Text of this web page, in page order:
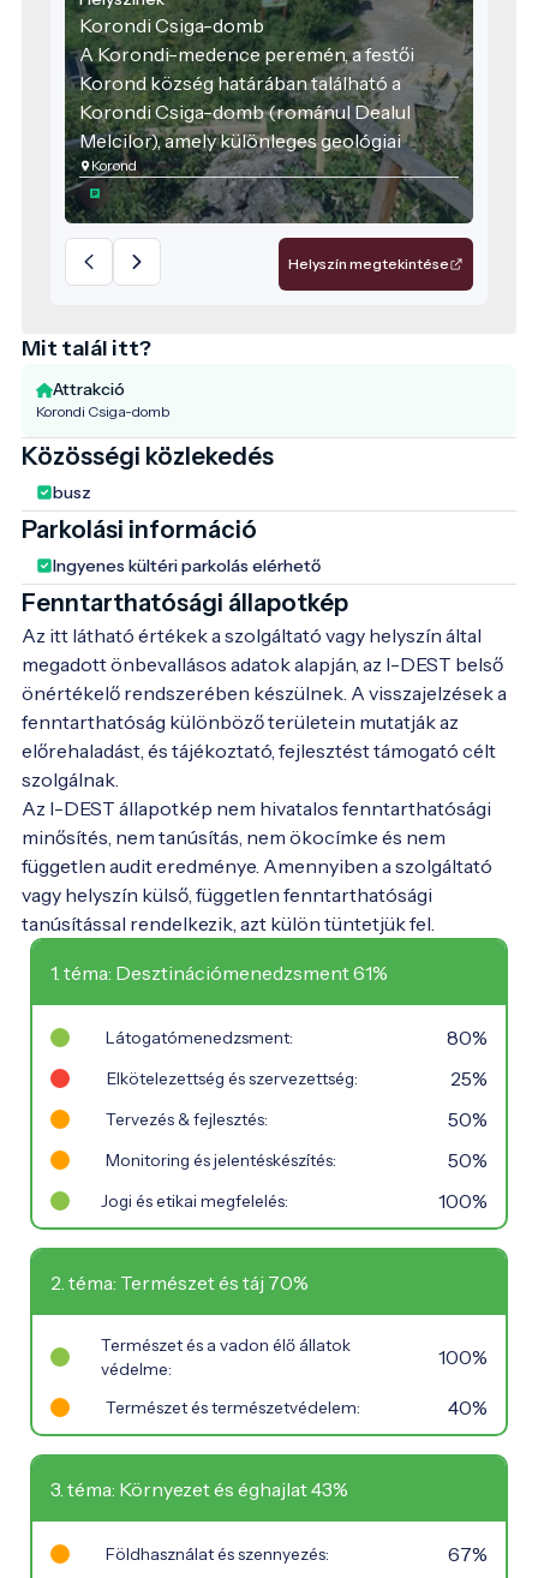
Korondi Csiga-domb
A Korondi-medence peremén, a festői
Korond község határában található a
Korondi Csiga-domb (románul Dealul
Melcilor), amely különleges geológiai
értékeket rejt magában. A terület
hivatalosan is geológiai természetvédelmi
rezervátum, melyet 2000-ben
nyilvánítottak védetté, és jelenleg a Hargita
megyei helyi jelentőségű védett területek
Korond
Helyszín megtekintése
Mit talál itt?
Attrakció
Korondi Csiga-domb
Közösségi közlekedés
busz
Parkolási információ
Ingyenes kültéri parkolás elérhető
Fenntarthatósági állapotkép
Az itt látható értékek a szolgáltató vagy helyszín által
megadott önbevallásos adatok alapján, az I-DEST belső
önértékelő rendszerében készülnek. A visszajelzések a
fenntarthatóság különböző területein mutatják az
előrehaladást, és tájékoztató, fejlesztést támogató célt
szolgálnak.
Az I-DEST állapotkép nem hivatalos fenntarthatósági
minősítés, nem tanúsítás, nem ökocímke és nem
független audit eredménye. Amennyiben a szolgáltató
vagy helyszín külső, független fenntarthatósági
tanúsítással rendelkezik, azt külön tüntetjük fel.
1. téma: Desztinációmenedzsment 61%
Látogatómenedzsment: 80%
Elkötelezettség és szervezettség: 25%
Tervezés & fejlesztés: 50%
Monitoring és jelentéskészítés: 50%
Jogi és etikai megfelelés: 100%
2. téma: Természet és táj 70%
Természet és a vadon élő állatok
védelme:
100%
Természet és természetvédelem: 40%
3. téma: Környezet és éghajlat 43%
Földhasználat és szennyezés: 67%